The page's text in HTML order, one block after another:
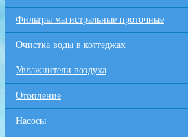
Фильтры магистральные проточные
Очистка воды в коттеджах
Увлажнители воздуха
Отопление
Насосы